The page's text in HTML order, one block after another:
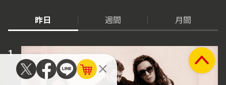
昨日 週間 月間